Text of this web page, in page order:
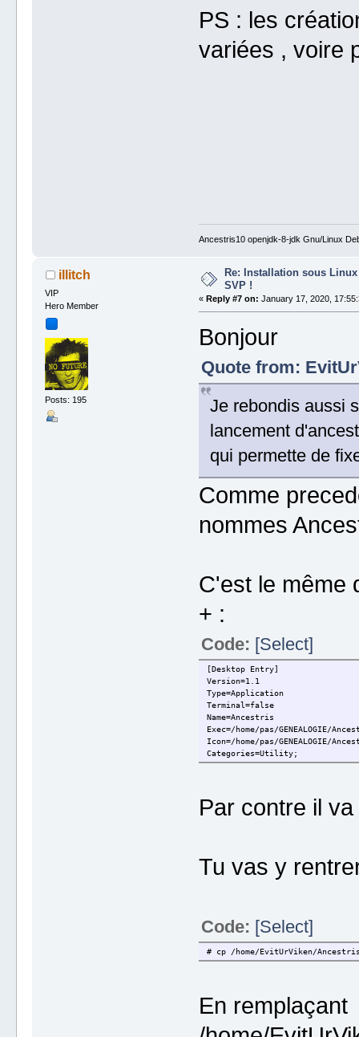
PS : les
variées , voire
Ancestris10 openjdk-8-jdk Gnu/Linux
illitch
VIP
Hero Member
Posts: 195
Re: Installation sous
SVP !
« Reply #7 on: January 17, 2020,
Bonjour
Quote from:
Je rebondis aussi
lancement
qui permette de
Comme
nommes
C'est le même
+ :
Code: [Select]
[Desktop Entry]
Version=1.1
Type=Application
Terminal=false
Name=Ancestris
Exec=/home/pas/GENEALOGIE/
Icon=/home/pas/GENEALOGIE/
Categories=Utility;
Par contre il
Tu vas y
Code: [Select]
# cp /home/EvitUrViken/
En remplaçant